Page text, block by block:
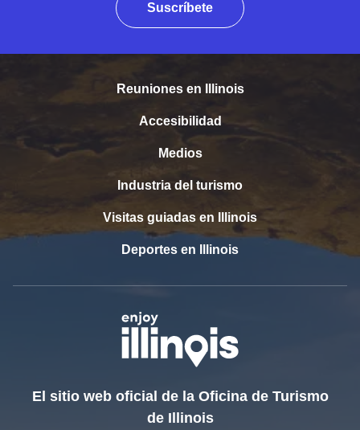
Suscríbete
Reuniones en Illinois
Accesibilidad
Medios
Industria del turismo
Visitas guiadas en Illinois
Deportes en Illinois
El sitio web oficial de la Oficina de Turismo
de Illinois